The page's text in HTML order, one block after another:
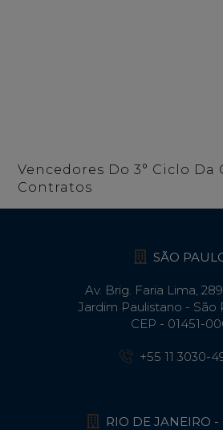
Vencedores Do 3° Ciclo Da
Contratos
SÃO
Av. Brig. Faria Lima,
Jardim Paulistano - São
CEP - 01451-
+55 11 3030-
RIO DE JANEIRO -